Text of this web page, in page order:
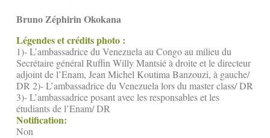
Bruno Zéphirin Okokana
Légendes et crédits photo :
1)- L’ambassadrice du Venezuela au Congo au milieu du
Secrétaire général Ruffin Willy Mantsié à droite et le directeur
adjoint de l’Enam, Jean Michel Koutima Banzouzi, à gauche/
DR 2)- L’ambassadrice du Venezuela lors du master class/ DR
3)- L’ambassadrice posant avec les responsables et les
étudiants de l’Enam/ DR
Notification:
Non